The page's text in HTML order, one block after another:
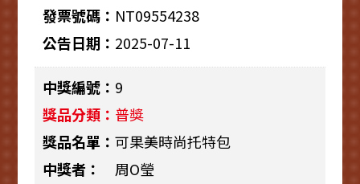
NT09554238
2025-07-11
9
普獎
可果美時尚托特包
周O瑩